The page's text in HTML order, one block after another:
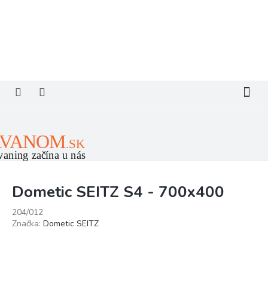
Dometic SEITZ S4 - 700x400
204/012
Značka: Dometic SEITZ